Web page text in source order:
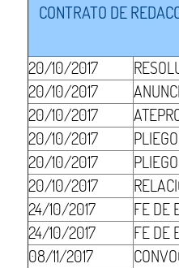
CONTRATO DE
20/10/2017
20/10/2017
20/10/2017
20/10/2017
20/10/2017
20/10/2017
24/10/2017
FE DE
24/10/2017
FE DE
08/11/2017